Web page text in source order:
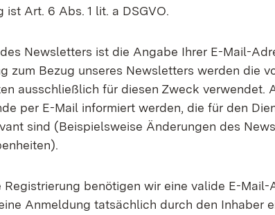
ist Art. 6 Abs. 1 lit. a DSGVO.
Newsletters ist die Angabe Ihrer E-Mail-
zum Bezug unseres Newsletters werden die
ausschließlich für diesen Zweck verwendet.
per E-Mail informiert werden, die für den
sind (Beispielsweise Änderungen des
Registrierung benötigen wir eine valide E-Mail-
Anmeldung tatsächlich durch den Inhaber